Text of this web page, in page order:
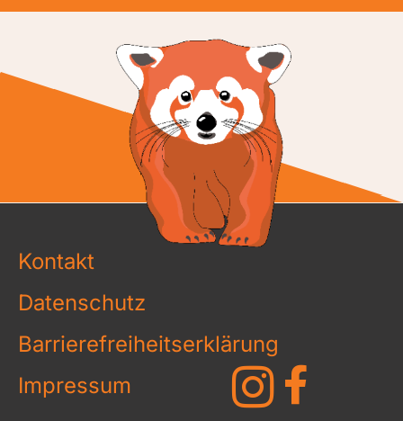
Kontakt
Datenschutz
Barrierefreiheitserklärung
Impressum